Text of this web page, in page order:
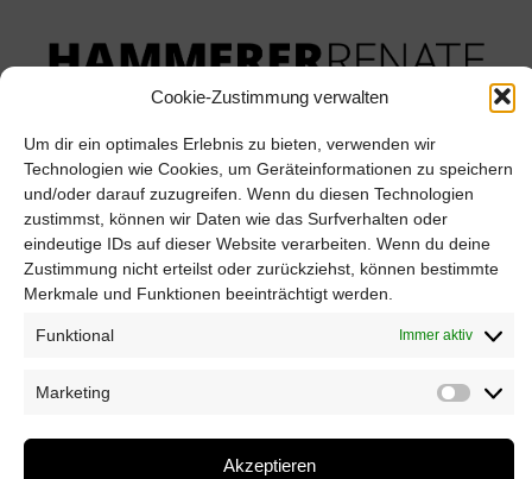
Cookie-Zustimmung verwalten
Um dir ein optimales Erlebnis zu bieten, verwenden wir
Technologien wie Cookies, um Geräteinformationen zu speichern
und/oder darauf zuzugreifen. Wenn du diesen Technologien
zustimmst, können wir Daten wie das Surfverhalten oder
eindeutige IDs auf dieser Website verarbeiten. Wenn du deine
Zustimmung nicht erteilst oder zurückziehst, können bestimmte
Merkmale und Funktionen beeinträchtigt werden.
Funktional Immer aktiv
Marketing
Akzeptieren
Thalbachgasse 8a
6900 Bregenz
T +43 (0) 5574/ 4 23 11
M + 43 (0) 664/5373 484
beratung@hr-hammerer.com